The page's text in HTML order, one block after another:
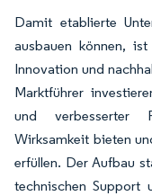
Damit etablierte
ausbauen können,
Innovation und
Marktführer
und verbesserter
Wirksamkeit bieten
erfüllen. Der Aufbau
technischen Support